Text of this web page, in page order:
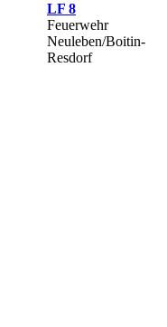
LF 8
Feuerwehr
Neuleben/Boitin-
Resdorf